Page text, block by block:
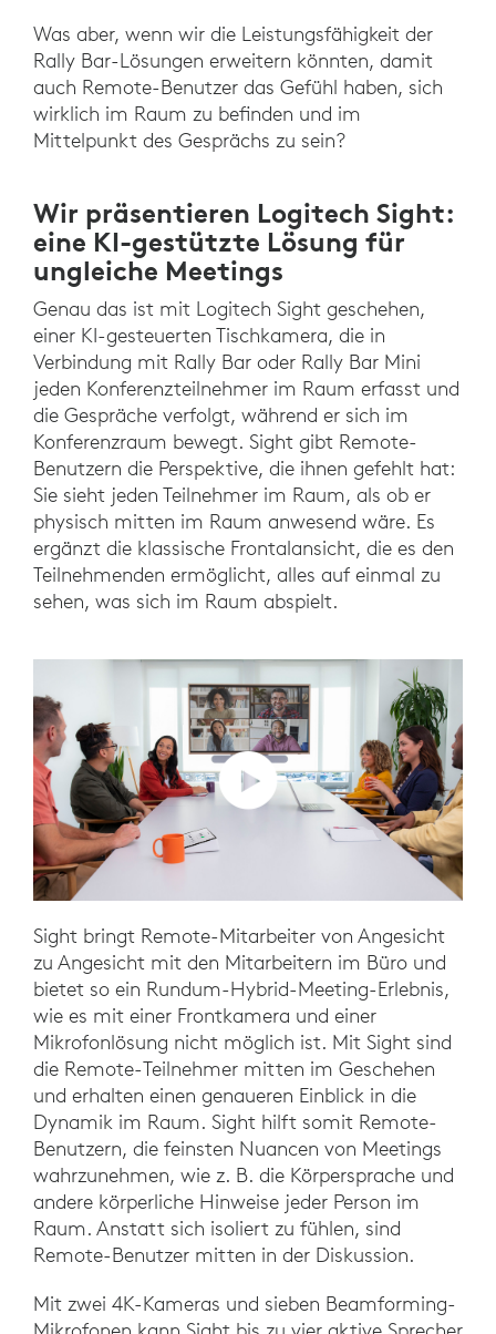
Was aber, wenn wir die Leistungsfähigkeit der
Rally Bar-Lösungen erweitern könnten, damit
auch Remote-Benutzer das Gefühl haben, sich
wirklich im Raum zu befinden und im
Mittelpunkt des Gesprächs zu sein?
Wir präsentieren Logitech Sight:
eine KI-gestützte Lösung für
ungleiche Meetings
Genau das ist mit Logitech Sight geschehen,
einer KI-gesteuerten Tischkamera, die in
Verbindung mit Rally Bar oder Rally Bar Mini
jeden Konferenzteilnehmer im Raum erfasst und
die Gespräche verfolgt, während er sich im
Konferenzraum bewegt. Sight gibt Remote-
Benutzern die Perspektive, die ihnen gefehlt hat:
Sie sieht jeden Teilnehmer im Raum, als ob er
physisch mitten im Raum anwesend wäre. Es
ergänzt die klassische Frontalansicht, die es den
Teilnehmenden ermöglicht, alles auf einmal zu
sehen, was sich im Raum abspielt.
Sight bringt Remote-Mitarbeiter von Angesicht
zu Angesicht mit den Mitarbeitern im Büro und
bietet so ein Rundum-Hybrid-Meeting-Erlebnis,
wie es mit einer Frontkamera und einer
Mikrofonlösung nicht möglich ist. Mit Sight sind
die Remote-Teilnehmer mitten im Geschehen
und erhalten einen genaueren Einblick in die
Dynamik im Raum. Sight hilft somit Remote-
Benutzern, die feinsten Nuancen von Meetings
wahrzunehmen, wie z. B. die Körpersprache und
andere körperliche Hinweise jeder Person im
Raum. Anstatt sich isoliert zu fühlen, sind
Remote-Benutzer mitten in der Diskussion.
Mit zwei 4K-Kameras und sieben Beamforming-